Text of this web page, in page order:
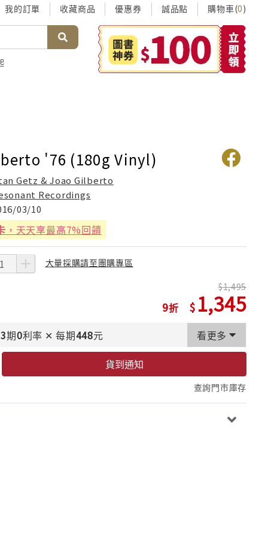
我的訂單 收藏商品 優惠券 誠品點 購物車(0)
'76 (180g Vinyl)
Getz & Joao Gilberto
Recordings
03/10
，天天享最高7%回饋
大量採購請至團購專區
9
1,495
1,345
3期0利率 ✕ 每期448元 看更多
貨到通知
查詢門市庫存